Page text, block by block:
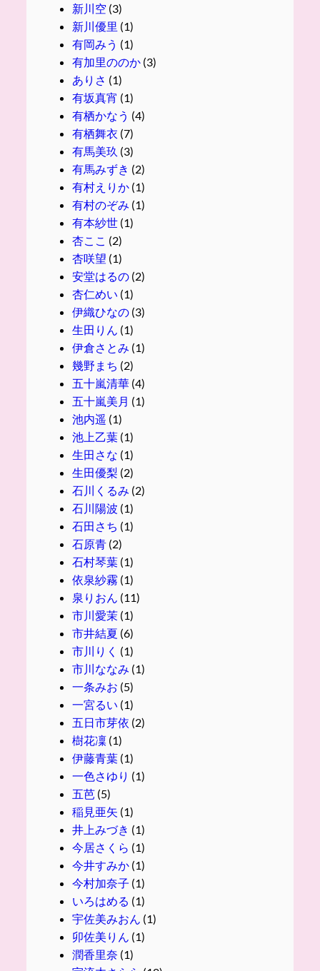
新川空 (3)
新川優里 (1)
有岡みう (1)
有加里ののか(3)
ありさ (1)
有坂真宵 (1)
有栖かなう (4)
有栖舞衣 (7)
有馬美玖 (3)
有馬みずき (2)
有村えりか(1)
有村のぞみ (1)
有本紗世(1)
杏ここ (2)
杏咲望 (1)
安堂はるの(2)
杏仁めい (1)
伊織ひなの(3)
生田りん (1)
伊倉さとみ (1)
幾野まち (2)
五十嵐清華(4)
五十嵐美月 (1)
池内遥 (1)
池上乙葉(1)
生田さな (1)
生田優梨 (2)
石川くるみ (2)
石川陽波 (1)
石田さち (1)
石原青(2)
石村琴葉(1)
依泉紗霧 (1)
泉りおん (11)
市川愛茉(1)
市井結夏 (6)
市川りく (1)
市川ななみ (1)
一条みお (5)
一宮るい (1)
五日市芽依 (2)
樹花凜(1)
伊藤青葉(1)
一色さゆり (1)
五芭(5)
稲見亜矢 (1)
井上みづき (1)
今居さくら (1)
今井すみか(1)
今村加奈子 (1)
いろはめる (1)
宇佐美みおん (1)
卯佐美りん (1)
潤香里奈 (1)